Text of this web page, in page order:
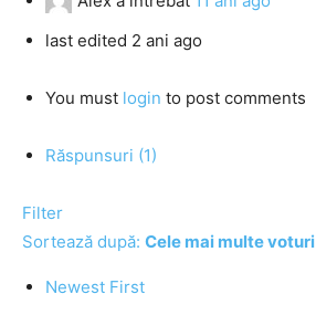
last edited 2 ani ago
You must login to post comments
Răspunsuri (1)
Filter
Sortează după: Cele mai multe voturi
Newest First